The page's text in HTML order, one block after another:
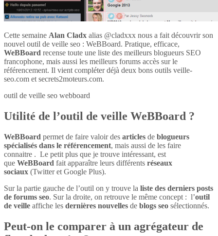
Cette semaine Alan Cladx alias @cladxxx nous a fait découvrir son
nouvel outil de veille seo : WeBBoard. Pratique, efficace,
WeBBoard recense toute une liste des meilleurs blogueurs SEO
francophone, mais aussi les meilleurs forums accès sur le
référencement. Il vient compléter déjà deux bons outils veille-
seo.com et secrets2moteurs.com.
outil de veille seo webboard
Utilité de l’outil de veille WeBBoard ?
WeBBoard permet de faire valoir des articles de blogueurs
spécialisés dans le référencement, mais aussi de les faire
connaitre . Le petit plus que je trouve intéressant, est
que WeBBoard fait apparaître leurs différents réseaux
sociaux (Twitter et Google Plus).
Sur la partie gauche de l’outil on y trouve la liste des derniers posts
de forums seo. Sur la droite, on retrouve le même concept : l’outil
de veille affiche les dernières nouvelles de blogs seo sélectionnés.
Peut-on le comparer à un agrégateur de